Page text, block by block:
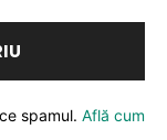
spamul. Află cum